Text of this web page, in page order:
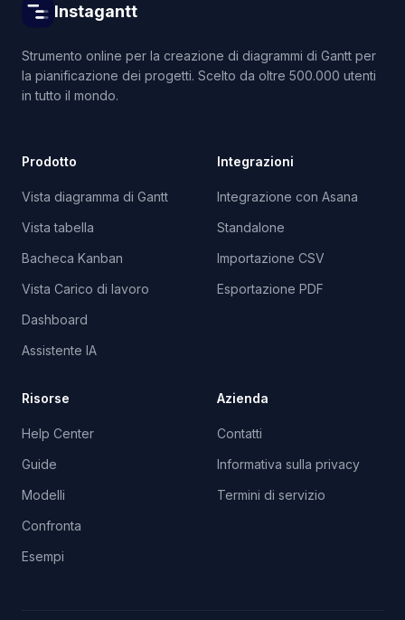
Instagantt
Strumento online per la creazione di diagrammi di Gantt per
la pianificazione dei progetti. Scelto da oltre 500.000 utenti
in tutto il mondo.
Prodotto
Vista diagramma di Gantt
Vista tabella
Bacheca Kanban
Vista Carico di lavoro
Dashboard
Assistente IA
Integrazioni
Integrazione con Asana
Standalone
Importazione CSV
Esportazione PDF
Risorse
Help Center
Guide
Modelli
Confronta
Esempi
Azienda
Contatti
Informativa sulla privacy
Termini di servizio